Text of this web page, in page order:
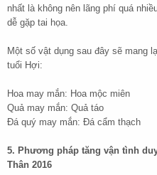
nhất là không nên lãng phí quá
dễ gặp tai họa.
Một số vật dụng sau đây sẽ mang
tuổi Hợi:
Hoa may mắn: Hoa mộc miên
Quả may mắn: Quả táo
Đá quý may mắn: Đá cẩm thạch
5. Phương pháp tăng vận tình
Thân 2016